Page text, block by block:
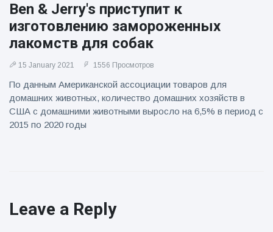
Ben & Jerry's приступит к
изготовлению замороженных
лакомств для собак
15 January 2021 1556 Просмотров
По данным Американской ассоциации товаров для
домашних животных, количество домашних хозяйств в
США с домашними животными выросло на 6,5% в период с
2015 по 2020 годы
Leave a Reply